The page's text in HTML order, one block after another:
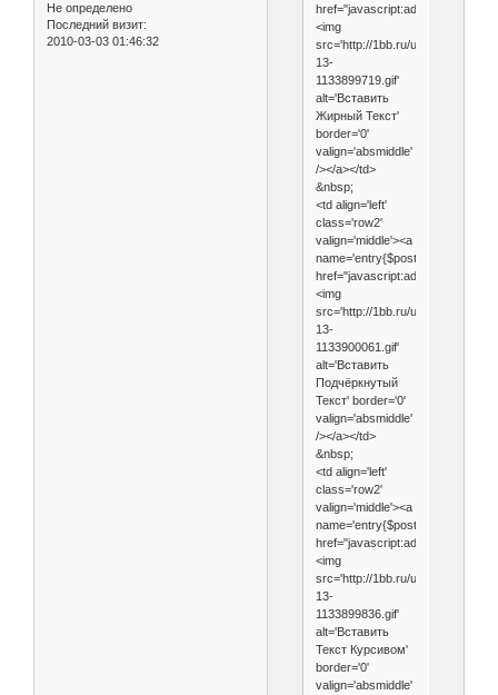
Не определено
Последний визит:
2010-03-03 01:46:32
href="javascript:addsmile('
<img
src='http://1bb.ru/uploads/
13-
1133899719.gif'
alt='Вставить
Жирный Текст'
border='0'
valign='absmiddle'
/></a></td>
&nbsp;
<td align='left'
class='row2'
valign='middle'><a
name='entry{$post['pid']}'
href="javascript:addsmile('
<img
src='http://1bb.ru/uploads/
13-
1133900061.gif'
alt='Вставить
Подчёркнутый
Текст' border='0'
valign='absmiddle'
/></a></td>
&nbsp;
<td align='left'
class='row2'
valign='middle'><a
name='entry{$post['pid']}'
href="javascript:addsmile('
<img
src='http://1bb.ru/uploads/
13-
1133899836.gif'
alt='Вставить
Текст Курсивом'
border='0'
valign='absmiddle'